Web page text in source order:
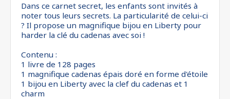
Dans ce carnet secret, les enfants sont invités à
noter tous leurs secrets. La particularité de celui-ci
? Il propose un magnifique bijou en Liberty pour
harder la clé du cadenas avec soi !
Contenu :
1 livre de 128 pages
1 magnifique cadenas épais doré en forme d'étoile
1 bijou en Liberty avec la clef du cadenas et 1
charm